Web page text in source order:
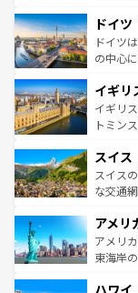
せる。
ンテン
で、幅
聖堂、
から魅
いる。
香り高
らに、
れる地
を参照
ドイツ
ドイツ
の中心
顔を持
ルリン
してラ
は、お酒
ドイツ
イギリ
イギリ
トミン
リアご
ティー
戦など
ンツ一覧
スイス
スイス
な交通
の建物
博物館
ことが
ば市内交
アメリ
アメリ
東海岸
のよう
ハワイ